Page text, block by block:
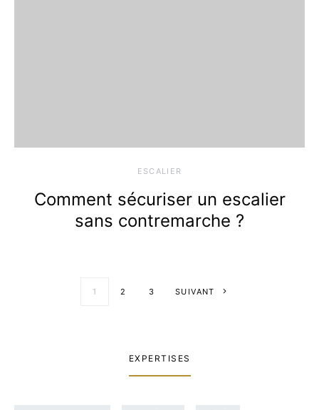
ESCALIER
Comment sécuriser un escalier
sans contremarche ?
Pagination
1 2 3 SUIVANT
EXPERTISES